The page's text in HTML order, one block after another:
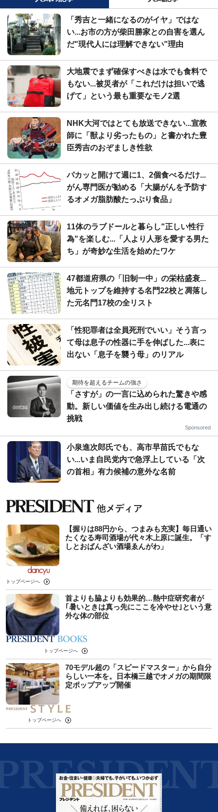
「秀吉と一緒になるのがイヤ」ではな
い...お市の方が柴田勝家との自害を選ん
だ"現代人には理解できない"理由
大地震でまず確保すべきは水でも食料で
もない...被災者が「これだけは担いで逃
げて」という最も重要なモノ2選
NHK大河ではとても放送できない...宣教
師に「獣より劣ったもの」と書かれた豊
臣秀吉のおぞましき性欲
パカッと開けて週に1、2個食べるだけ...
がん専門医が勧める「大腸がんを予防す
るオメガ脂肪酸たっぷり食品」
11体のラブドールと暮らし"正しい性行
為"を楽しむ...「人より人形を愛する男た
ち」が奇妙な生活を始めたワケ
47都道府県の「旧制一中」の栄枯盛衰...
地元トップを維持する名門22校と凋落し
た元名門17校の全リスト
「性犯罪者は全員死刑でいい」そう言っ
て母は息子の性器に手を伸ばした...表に
出ない「息子を襲う母」のリアル
期待を超えるチームの強さ
「さすが」の一言に込められた驚きや感
動。新しい価値を生み出し続ける電通の
挑戦
Sponsored
小泉進次郎氏でも、高市早苗氏でもな
い...いま自民党内で急浮上している「次
の首相」有力候補の意外な名前
【握りは88円から、つまみも充実】毎日通い
たくなる寿司酒場が代々木上原に誕生。「す
しとおばんざい酒場ゑんがわ」
トップページへ
首よりも脇よりも効果的…熱中症研究者が
｢暑いときは真っ先にここを冷やせ｣という意
外な体の部位
トップページへ
70モデル超の「スピードマスター」から自分
らしい一本を。日本橋三越でオメガの期間限
定ポップアップ開催
トップページへ